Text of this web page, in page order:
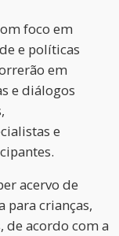
foco em
e políticas
em
e diálogos
e
acervo de
para crianças,
de acordo com a